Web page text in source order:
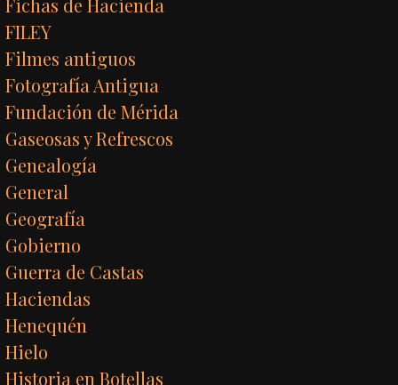
FILEY
Filmes antiguos
Fotografía Antigua
Fundación de Mérida
Gaseosas y Refrescos
Genealogía
General
Geografía
Gobierno
Guerra de Castas
Haciendas
Henequén
Hielo
Historia en Botellas